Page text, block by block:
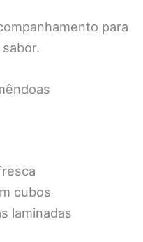
para
cubos
laminadas